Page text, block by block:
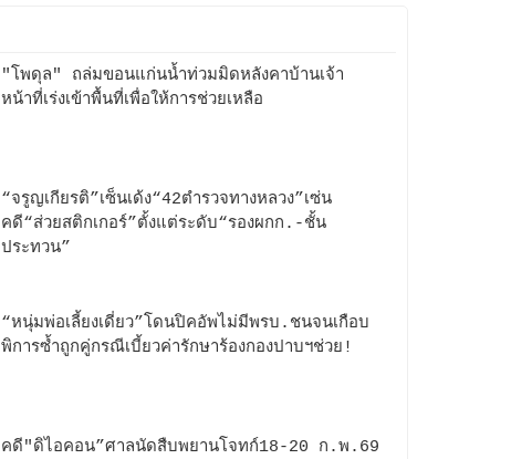
"โพดุล" ถล่มขอนแก่นน้ำท่วมมิดหลังคาบ้านเจ้า
หน้าที่เร่งเข้าพื้นที่เพื่อให้การช่วยเหลือ
“จรูญเกียรติ”เซ็นเด้ง“42ตำรวจทางหลวง”เซ่น
คดี“ส่วยสติกเกอร์”ตั้งแต่ระดับ“รองผกก.-ชั้น
ประทวน”
“หนุ่มพ่อเลี้ยงเดี่ยว”โดนปิคอัพไม่มีพรบ.ชนจนเกือบ
พิการซ้ำถูกคู่กรณีเบี้ยวค่ารักษาร้องกองปาบฯช่วย!
คดี"ดิไอคอน”ศาลนัดสืบพยานโจทก์18-20 ก.พ.69